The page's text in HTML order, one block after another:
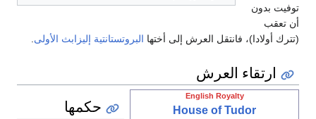
توفيت بدون
أن تعقب
(تترك أولادا)، فانتقل العرش إلى أختها البروتستانتية إليزابث الأولى
ارتقاء العرش
English Royalty
House of Tudor
حكمها